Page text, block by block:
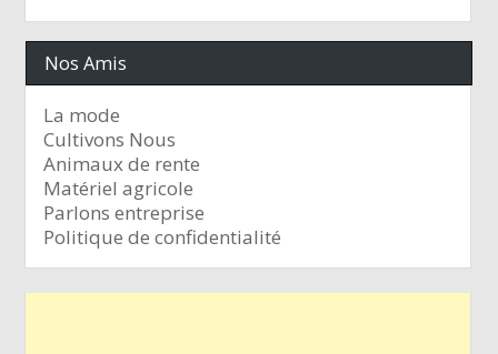
Nos Amis
La mode
Cultivons Nous
Animaux de rente
Matériel agricole
Parlons entreprise
Politique de confidentialité